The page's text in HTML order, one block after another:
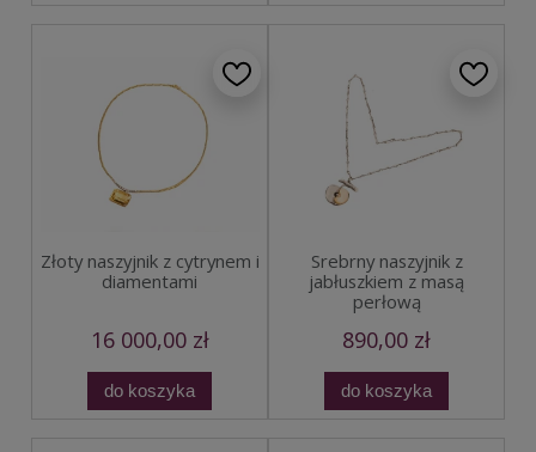
Złoty naszyjnik z cytrynem i
diamentami
16 000,00 zł
do koszyka
Srebrny naszyjnik z
jabłuszkiem z masą
perłową
890,00 zł
do koszyka